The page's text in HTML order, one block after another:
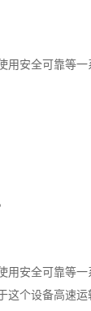
安全可靠等
安全可靠等
个设备高速